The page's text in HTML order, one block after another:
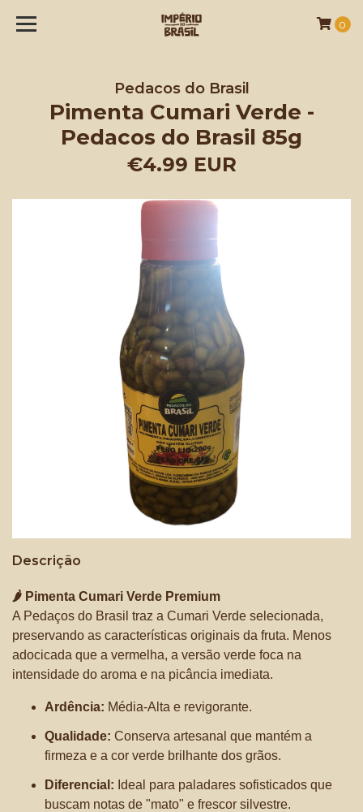
0
Pedacos do Brasil
Pimenta Cumari Verde -
Pedacos do Brasil 85g
€4.99 EUR
Descrição
🌶️ Pimenta Cumari Verde Premium
A Pedaços do Brasil traz a Cumari Verde selecionada,
preservando as características originais da fruta. Menos
adocicada que a vermelha, a versão verde foca na
intensidade do aroma e na picância imediata.
Ardência: Média-Alta e revigorante.
Qualidade: Conserva artesanal que mantém a
firmeza e a cor verde brilhante dos grãos.
Diferencial: Ideal para paladares sofisticados que
buscam notas de "mato" e frescor silvestre.